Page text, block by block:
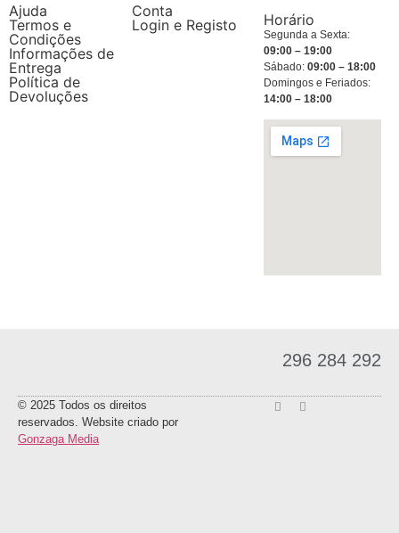
Ajuda
Termos e
Condições
Informações de
Entrega
Política de
Devoluções
Conta
Login e Registo
Horário
Segunda a Sexta:
09:00 – 19:00
Sábado:09:00 – 18:00
Domingos e Feriados:
14:00 – 18:00
296 284 292
© 2025 Todos os direitos
reservados. Website criado por
Gonzaga Media